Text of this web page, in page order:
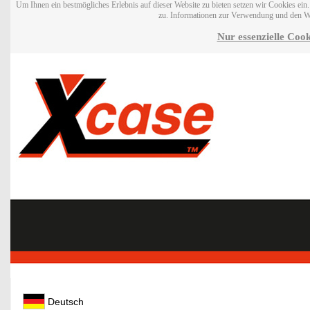
Um Ihnen ein bestmögliches Erlebnis auf dieser Website zu bieten setzen wir Cookies
zu. Informationen zur Verwendung und den
Nur essenzielle
Deutsch